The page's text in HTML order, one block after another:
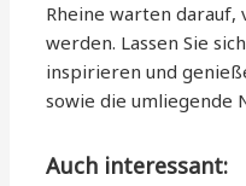
Rheine warten darauf,
werden. Lassen Sie
inspirieren und
sowie die umliegende
Auch interessant: